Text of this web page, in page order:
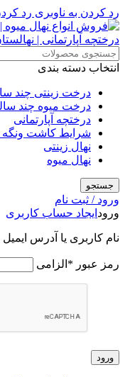
رد کردن به ناوبری رد
انتخاب دسته بندی
درخت زینتی چند
درخت میوه چند
درختچه آپارتمانی
شرایط کاشت ونگه
نهال زینتی
نهال میوه
جستجو
ورود / ثبت نام
ورود ایجاد حساب کاربری
نام کاربری یا آدرس ایمیل
رمز عبور * الزامی
ورود